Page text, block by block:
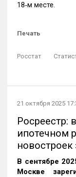
18‑м месте.
Печать
Росстат
21 октября 2025
Росреестр:
ипотечном
В сентябре
Москве